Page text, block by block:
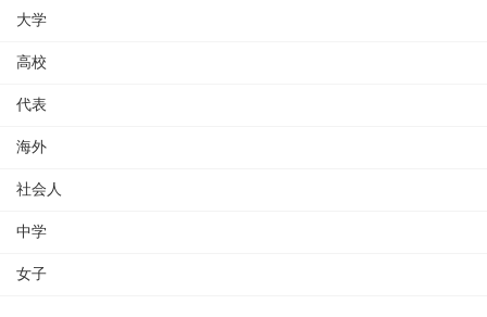
大学
高校
代表
海外
社会人
中学
女子